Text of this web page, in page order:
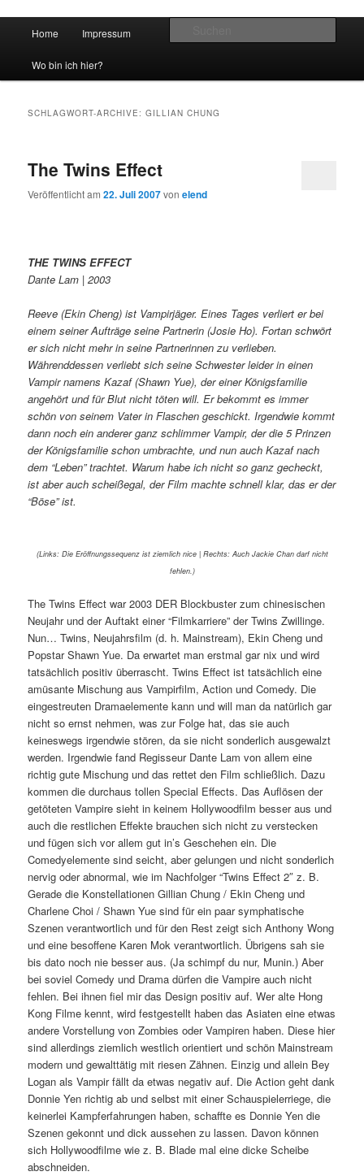
vidgames.de
Zum Inhalt wechseln
Zum sekundären Inhalt wechseln
Home Impressum
Wo bin ich hier?
SCHLAGWORT-ARCHIVE:GILLIAN CHUNG
The Twins Effect
Veröffentlicht am22. Juli 2007vonelend
THE TWINS EFFECT
Dante Lam | 2003
Reeve (Ekin Cheng) ist Vampirjäger. Eines Tages verliert er bei
einem seiner Aufträge seine Partnerin (Josie Ho). Fortan schwört
er sich nicht mehr in seine Partnerinnen zu verlieben.
Währenddessen verliebt sich seine Schwester leider in einen
Vampir namens Kazaf (Shawn Yue), der einer Königsfamilie
angehört und für Blut nicht töten will. Er bekommt es immer
schön von seinem Vater in Flaschen geschickt. Irgendwie kommt
dann noch ein anderer ganz schlimmer Vampir, der die 5 Prinzen
der Königsfamilie schon umbrachte, und nun auch Kazaf nach
dem “Leben” trachtet. Warum habe ich nicht so ganz gecheckt,
ist aber auch scheißegal, der Film machte schnell klar, das er der
“Böse” ist.
(Links: Die Eröffnungssequenz ist ziemlich nice | Rechts: Auch Jackie Chan darf nicht
fehlen.)
The Twins Effect war 2003 DER Blockbuster zum chinesischen
Neujahr und der Auftakt einer “Filmkarriere” der Twins Zwillinge.
Nun… Twins, Neujahrsfilm (d. h. Mainstream), Ekin Cheng und
Popstar Shawn Yue. Da erwartet man erstmal gar nix und wird
tatsächlich positiv überrascht. Twins Effect ist tatsächlich eine
amüsante Mischung aus Vampirfilm, Action und Comedy. Die
eingestreuten Dramaelemente kann und will man da natürlich gar
nicht so ernst nehmen, was zur Folge hat, das sie auch
keineswegs irgendwie stören, da sie nicht sonderlich ausgewalzt
werden. Irgendwie fand Regisseur Dante Lam von allem eine
richtig gute Mischung und das rettet den Film schließlich. Dazu
kommen die durchaus tollen Special Effects. Das Auflösen der
getöteten Vampire sieht in keinem Hollywoodfilm besser aus und
auch die restlichen Effekte brauchen sich nicht zu verstecken
und fügen sich vor allem gut in’s Geschehen ein. Die
Comedyelemente sind seicht, aber gelungen und nicht sonderlich
nervig oder abnormal, wie im Nachfolger “Twins Effect 2″ z. B.
Gerade die Konstellationen Gillian Chung / Ekin Cheng und
Charlene Choi / Shawn Yue sind für ein paar symphatische
Szenen verantwortlich und für den Rest zeigt sich Anthony Wong
und eine besoffene Karen Mok verantwortlich. Übrigens sah sie
bis dato noch nie besser aus. (Ja schimpf du nur, Munin.) Aber
bei soviel Comedy und Drama dürfen die Vampire auch nicht
fehlen. Bei ihnen fiel mir das Design positiv auf. Wer alte Hong
Kong Filme kennt, wird festgestellt haben das Asiaten eine etwas
andere Vorstellung von Zombies oder Vampiren haben. Diese hier
sind allerdings ziemlich westlich orientiert und schön Mainstream
modern und gewalttätig mit riesen Zähnen. Einzig und allein Bey
Logan als Vampir fällt da etwas negativ auf. Die Action geht dank
Donnie Yen richtig ab und selbst mit einer Schauspielerriege, die
keinerlei Kampferfahrungen haben, schaffte es Donnie Yen die
Szenen gekonnt und dick aussehen zu lassen. Davon können
sich Hollywoodfilme wie z. B. Blade mal eine dicke Scheibe
abschneiden.